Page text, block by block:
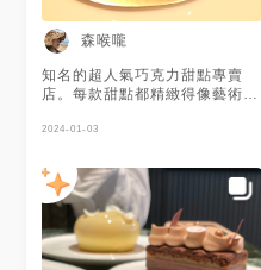
森喉嚨
知名的超人氣巧克力甜點專賣
店。每款甜點都精緻得像藝術
層次豐富細緻且又融合互搭。雖
服務是對得起這高價！ 推薦人
氣必點：經典黑巧克力蛋糕&大
人系泥煤威士忌巧克力蛋糕。
比較特別的是店內飲品只提供
茶、酒、巧克力。少了下午茶店
通常必備的咖啡？但個人私心覺
2024-01-03